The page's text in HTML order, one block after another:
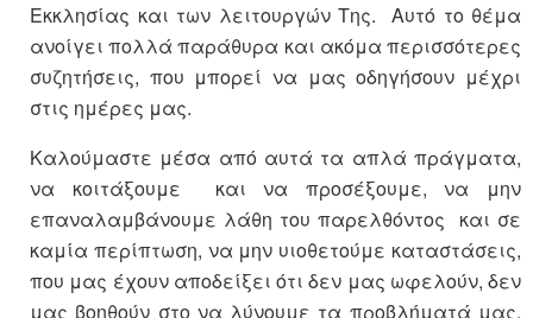
Εκκλησίας και των λειτουργών Της. Αυτό το θέμα
ανοίγει πολλά παράθυρα και ακόμα περισσότερες
συζητήσεις, που μπορεί να μας οδηγήσουν μέχρι
στις ημέρες μας.
Καλούμαστε μέσα από αυτά τα απλά πράγματα,
να κοιτάξουμε και να προσέξουμε, να μην
επαναλαμβάνουμε λάθη του παρελθόντος και σε
καμία περίπτωση, να μην υιοθετούμε καταστάσεις,
που μας έχουν αποδείξει ότι δεν μας ωφελούν, δεν
μας βοηθούν στο να λύνουμε τα προβλήματά μας,